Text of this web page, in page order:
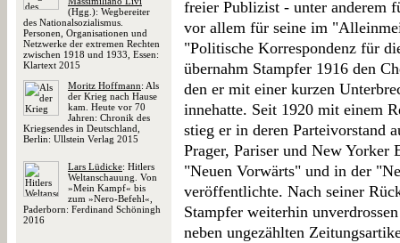
(Hgg.): Wegbereiter
des Nationalsozialismus.
Personen, Organisationen und
Netzwerke der extremen Rechten
zwischen 1918 und 1933, Essen:
Klartext 2015
Moritz Hoffmann: Als
der Krieg nach Hause
kam. Heute vor 70
Jahren: Chronik des
Kriegsendes in Deutschland,
Berlin: Ullstein Verlag 2015
Lars Lüdicke: Hitlers
Weltanschauung. Von
»Mein Kampf« bis
zum »Nero-Befehl«,
Paderborn: Ferdinand Schöningh
2016
freier Publizist - unter anderem
vor allem für seine im
"Politische Korrespondenz für
übernahm Stampfer 1916 den
den er mit einer kurzen
innehatte. Seit 1920 mit einem
stieg er in deren Parteivorstand
Prager, Pariser und New
"Neuen Vorwärts" und in der
veröffentlichte. Nach seiner
Stampfer weiterhin
neben ungezählten